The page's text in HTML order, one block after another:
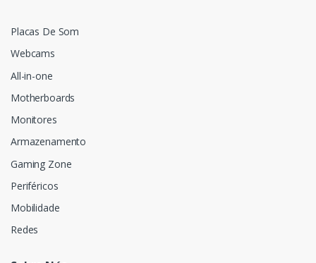
Placas De Som
Webcams
All-in-one
Motherboards
Monitores
Armazenamento
Gaming Zone
Periféricos
Mobilidade
Redes